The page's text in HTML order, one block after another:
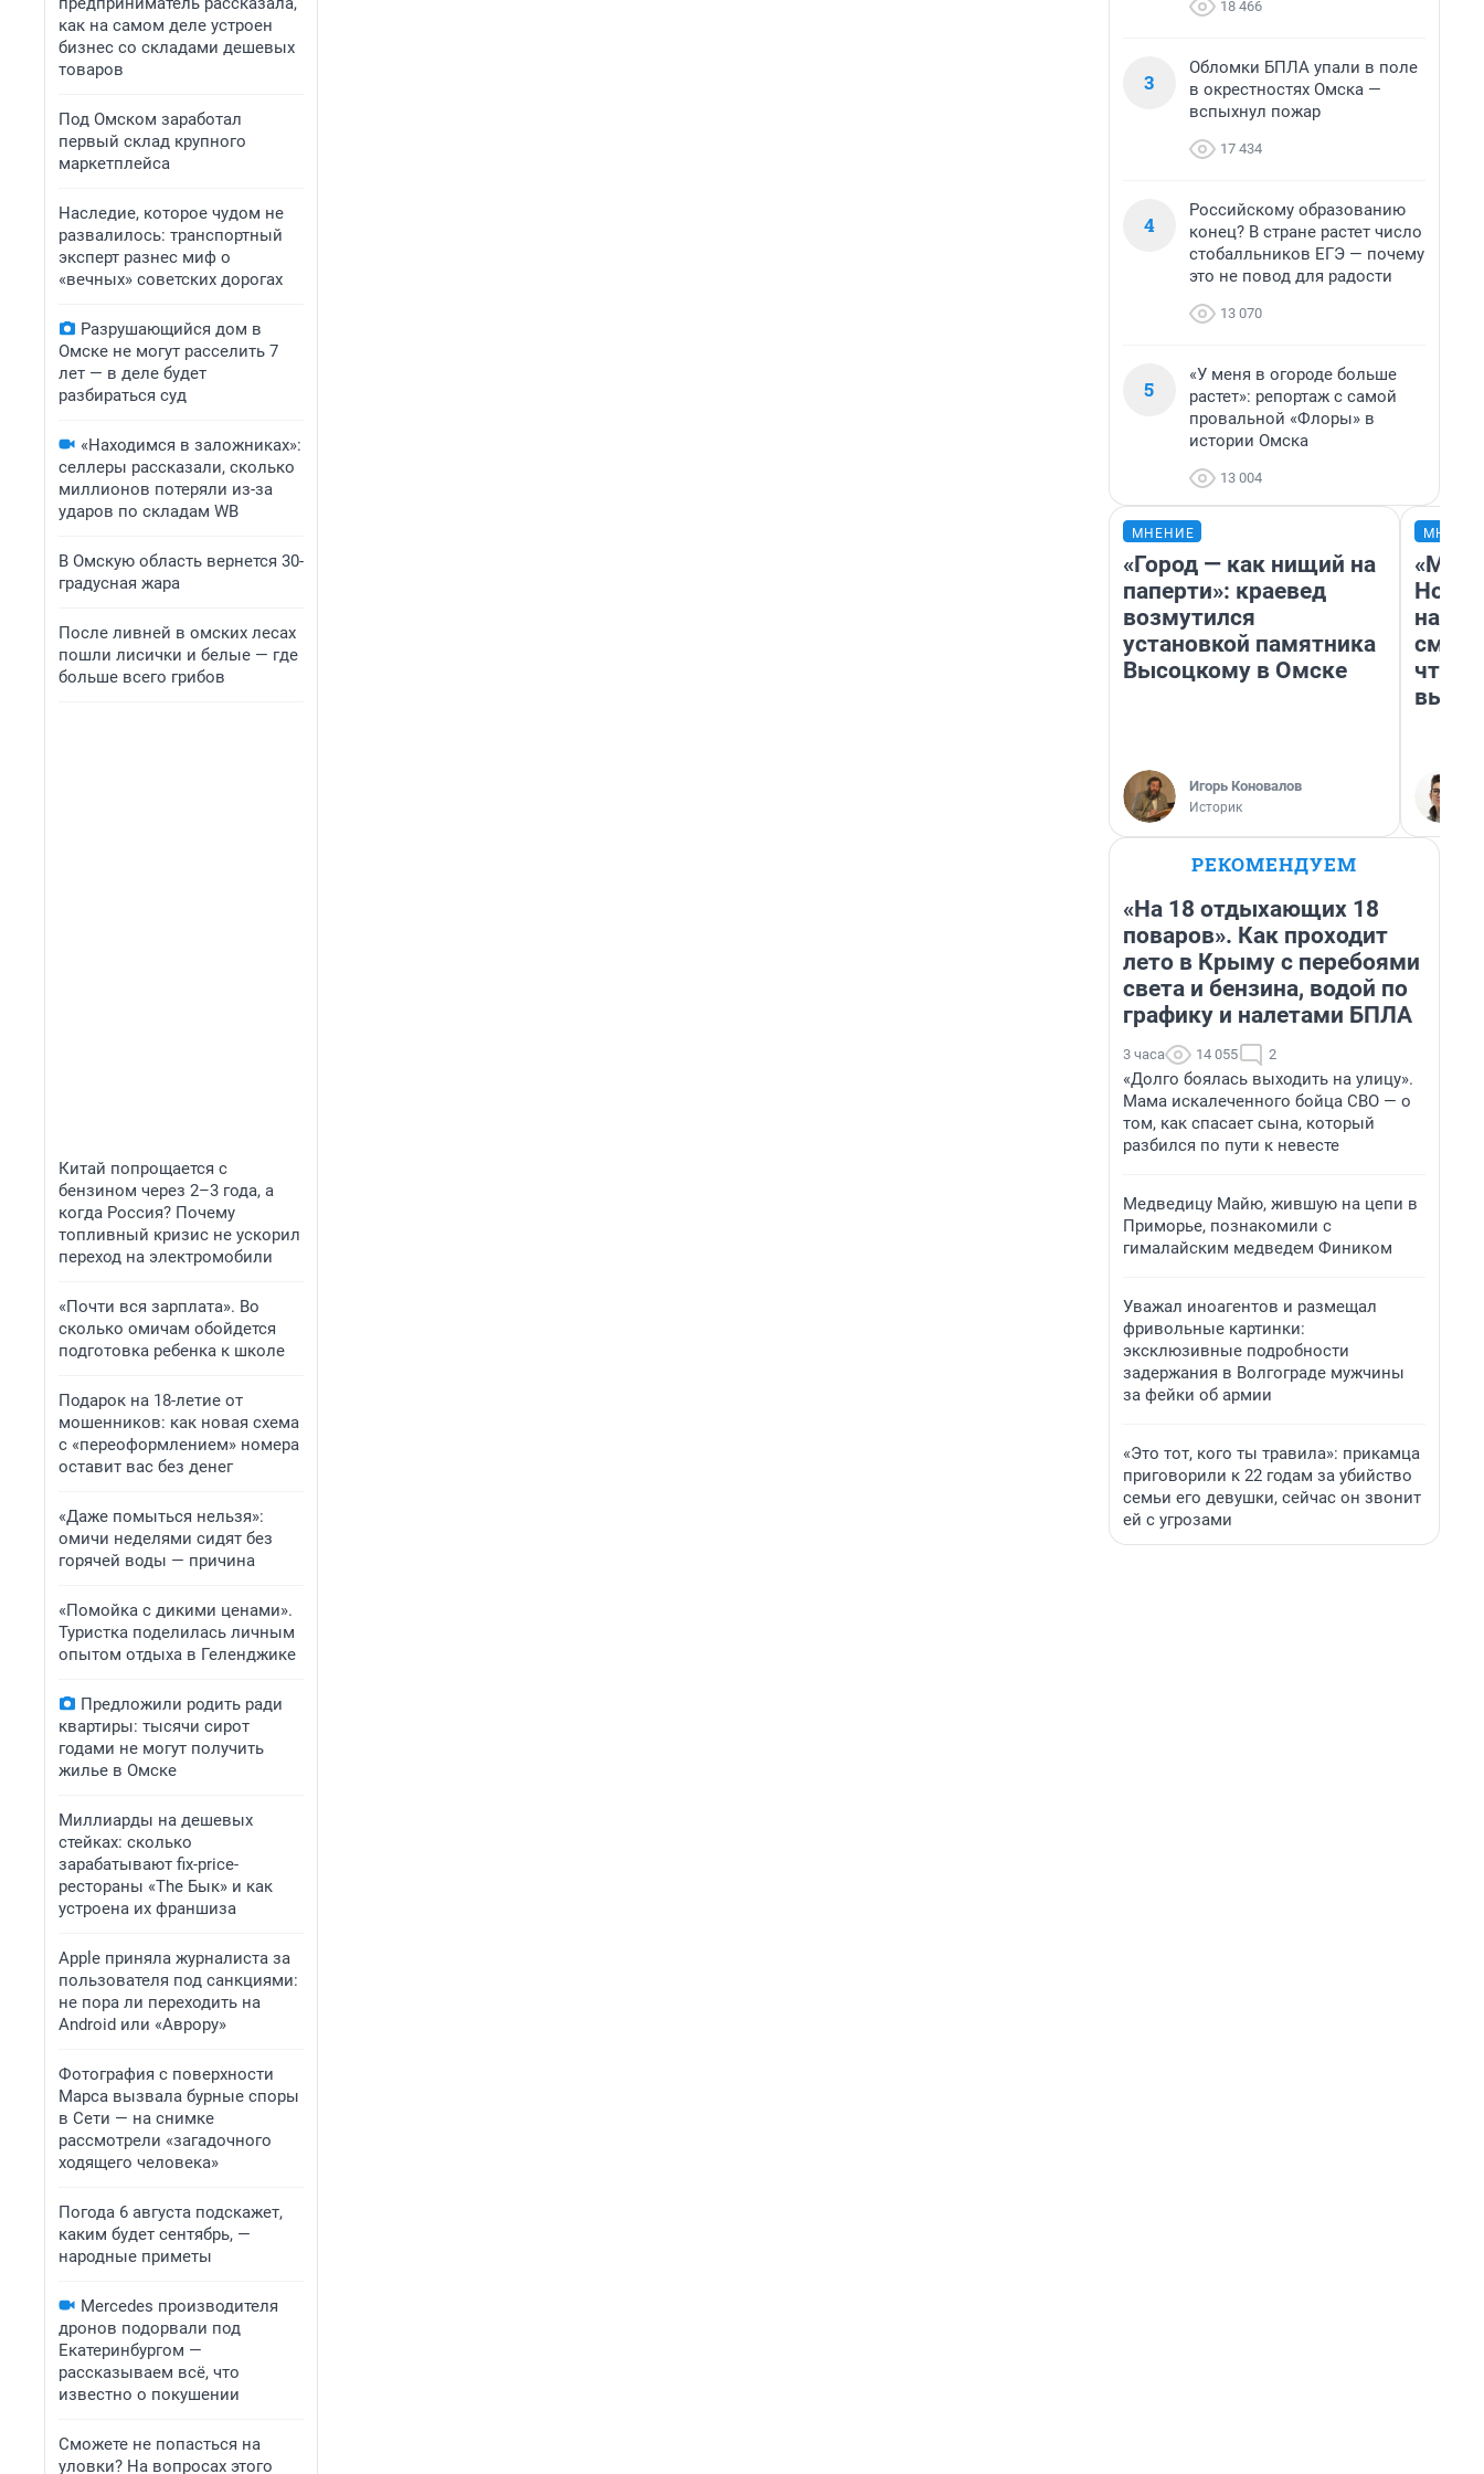
как на самом деле устроен
бизнес со складами дешевых
товаров
Под Омском заработал
первый склад крупного
маркетплейса
Наследие, которое чудом не
развалилось: транспортный
эксперт разнес миф о
«вечных» советских дорогах
Разрушающийся дом в
Омске не могут расселить 7
лет — в деле будет
разбираться суд
«Находимся в заложниках»:
селлеры рассказали, сколько
миллионов потеряли из-за
ударов по складам WB
В Омскую область вернется 30-
градусная жара
После ливней в омских лесах
пошли лисички и белые — где
больше всего грибов
Китай попрощается с
бензином через 2–3 года, а
когда Россия? Почему
топливный кризис не ускорил
переход на электромобили
«Почти вся зарплата». Во
сколько омичам обойдется
подготовка ребенка к школе
Подарок на 18-летие от
мошенников: как новая схема
с «переоформлением» номера
оставит вас без денег
«Даже помыться нельзя»:
омичи неделями сидят без
горячей воды — причина
«Помойка с дикими ценами».
Туристка поделилась личным
опытом отдыха в Геленджике
Предложили родить ради
квартиры: тысячи сирот
годами не могут получить
жилье в Омске
Миллиарды на дешевых
стейках: сколько
зарабатывают fix-price-
рестораны «The Бык» и как
устроена их франшиза
Apple приняла журналиста за
пользователя под санкциями:
не пора ли переходить на
Android или «Аврору»
Фотография с поверхности
Марса вызвала бурные споры
в Сети — на снимке
рассмотрели «загадочного
ходящего человека»
Погода 6 августа подскажет,
каким будет сентябрь, —
народные приметы
Mercedes производителя
дронов подорвали под
Екатеринбургом —
рассказываем всё, что
известно о покушении
Сможете не попасться на
уловки? На вопросах этого
18 466
3
Обломки БПЛА упали в поле
в окрестностях Омска —
вспыхнул пожар
17 434
4
Российскому образованию
конец? В стране растет число
стобалльников ЕГЭ — почему
это не повод для радости
13 070
5
«У меня в огороде больше
растет»: репортаж с самой
провальной «Флоры» в
истории Омска
13 004
МНЕНИЕ
«Город — как нищий на
паперти»: краевед
возмутился
установкой памятника
Высоцкому в Омске
Игорь Коновалов
Историк
«Мы
РЕКОМЕНДУЕМ
«На 18 отдыхающих 18
поваров». Как проходит
лето в Крыму с перебоями
света и бензина, водой по
графику и налетами БПЛА
3 часа 14 055 2
«Долго боялась выходить на улицу».
Мама искалеченного бойца СВО — о
том, как спасает сына, который
разбился по пути к невесте
Медведицу Майю, жившую на цепи в
Приморье, познакомили с
гималайским медведем Фиником
Уважал иноагентов и размещал
фривольные картинки:
эксклюзивные подробности
задержания в Волгограде мужчины
за фейки об армии
«Это тот, кого ты травила»: прикамца
приговорили к 22 годам за убийство
семьи его девушки, сейчас он звонит
ей с угрозами